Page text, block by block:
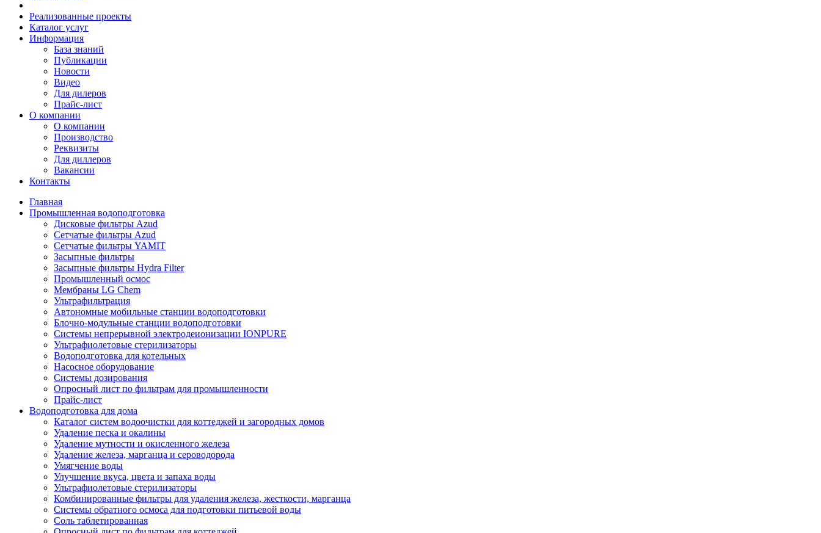
Реализованные проекты
Каталог услуг
Информация
База знаний
Публикации
Новости
Видео
Для дилеров
Прайс-лист
О компании
О компании
Производство
Реквизиты
Для диллеров
Вакансии
Контакты
Главная
Промышленная водоподготовка
Дисковые фильтры Azud
Сетчатые фильтры Azud
Сетчатые фильтры YAMIT
Засыпные фильтры
Засыпные фильтры Hydra Filter
Промышленный осмос
Мембраны LG Chem
Ультрафильтрация
Автономные мобильные станции водоподготовки
Блочно-модульные станции водоподготовки
Системы непрерывной электродеионизации IONPURE
Ультрафиолетовые стерилизаторы
Водоподготовка для котельных
Насосное оборудование
Системы дозирования
Опросный лист по фильтрам для промышленности
Прайс-лист
Водоподготовка для дома
Каталог систем водоочистки для коттеджей и загородных домов
Удаление песка и окалины
Удаление мутности и окисленного железа
Удаление железа, марганца и сероводорода
Умягчение воды
Улучшение вкуса, цвета и запаха воды
Ультрафиолетовые стерилизаторы
Комбинированные фильтры для удаления железа, жесткости, марганца
Системы обратного осмоса для подготовки питьевой воды
Соль таблетированная